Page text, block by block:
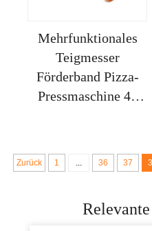
Mehrfunktionales
Teigmesser
Förderband Pizza-
Pressmaschine 40
Zurück 1 ... 36 37